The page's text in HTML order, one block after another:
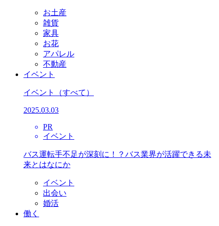
お土産
雑貨
家具
お花
アパレル
不動産
イベント
イベント （すべて）
2025.03.03
PR
イベント
バス運転手不足が深刻に！？バス業界が活躍できる未
来とはなにか
イベント
出会い
婚活
働く